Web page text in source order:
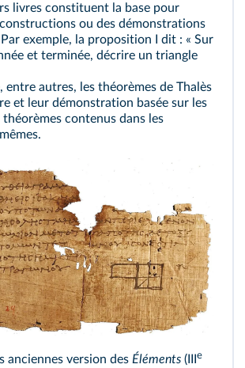
livres constituent la base pour
ou des démonstrations
exemple, la proposition I dit : « Sur
et terminée, décrire un triangle
entre autres, les théorèmes de Thalès
et leur démonstration basée sur les
théorèmes contenus dans les
anciennes version des Éléments (III e